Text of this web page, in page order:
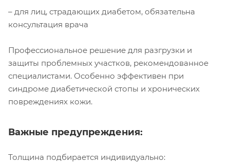
– для лиц, страдающих диабетом, обязательна
консультация врача
Профессиональное решение для разгрузки и
защиты проблемных участков, рекомендованное
специалистами. Особенно эффективен при
синдроме диабетической стопы и хронических
повреждениях кожи.
Важные предупреждения:
Толщина подбирается индивидуально: